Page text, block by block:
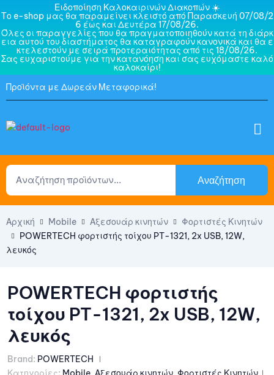
Ειδοποίηση Καλοκαιρινών Διακοπών ☀️
Το e-shop μας θα παραμείνει κλειστό από Παρασκευή 07/08/2
6 έως και Δευτέρα 17/08/26.
Όλες οι παραγγελίες που θα πραγματοποιηθούν κατά τη διάρκ
εια αυτού του διαστήματος θα καταγραφούν κανονικά και θα ε
κτελεστούν με σειρά προτεραιότητας από τις 18/08/26.
Σας ευχαριστούμε για την κατανόηση και σας ευχόμαστε καλό
καλοκαίρι!
Προϊόντα με Δωρεάν Μεταφορικά!
Αναζήτηση
Αρχική Mobile Αξεσουάρ κινητών
Φορτιστές Κινητών
POWERTECH φορτιστής τοίχου PT-1321, 2x USB, 12W,
λευκός
POWERTECH φορτιστής
τοίχου PT-1321, 2x USB, 12W,
λευκός
Brand: POWERTECH